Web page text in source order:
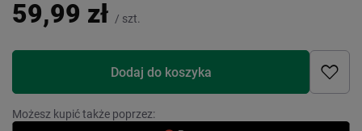
59,99 zł / szt.
Dodaj do koszyka
Możesz kupić także poprzez: